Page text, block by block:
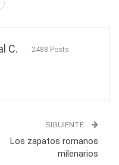
C. 2488 Posts
SIGUIENTE
Los zapatos romanos
milenarios